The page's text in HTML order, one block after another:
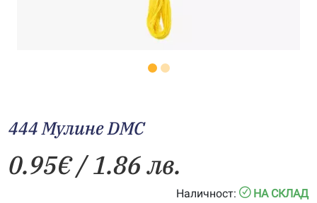
444 Мулине DMC
0.95€/ 1.86 лв.
Наличност:
НА СКЛАД